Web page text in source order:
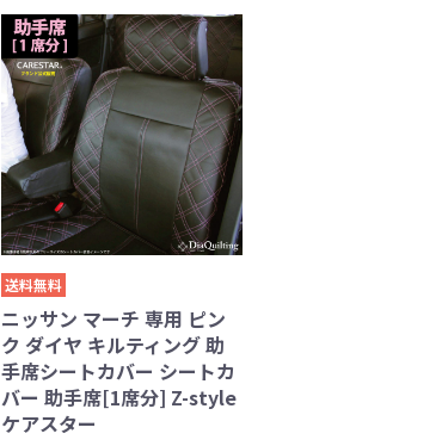
送料無料
ニッサン マーチ 専用 ピン
ク ダイヤ キルティング 助
手席シートカバー シートカ
バー 助手席[1席分] Z-style
ケアスター